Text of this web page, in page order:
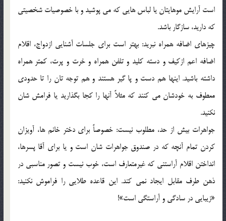
است آرايش موهايتان يا لباس هايي که مي پوشيد و با خصوصيات شخصيتي
که داريد، سازگار باشد.
چيزهاي اضافه همراه نبريد: بهتر است براي جلسات آشنايي ازدواج، اقلام
اضافه اعم ازکيف و دسته کليد و تلفن همراه و خرت و پرت، کمتر همراه
داشته باشيد. اينها هم دست و پا گير هستند و هم توجه تان را تا حدودي
معطوف به خودشان مي کنند که مثلاً آنها را کجا بگذاريد يا فرامش شان
نکنيد.
جواهرات بيش از حد، مطلوب نيست: خصوصاً براي دختر خانم ها، آويزان
کردن تمام آنچه که در صندوق جواهرات شان است و يا براي آقا پسرها،
انداختن اقلام آراستني که غيرمتعارف است، خوب نيست و تصور مناسبي در
ذهن طرف مقابل ايجاد نمي کند. اين قاعده طلايي را فراموش نکنيد:
«زيبايي در سادگي و آراستگي است»!